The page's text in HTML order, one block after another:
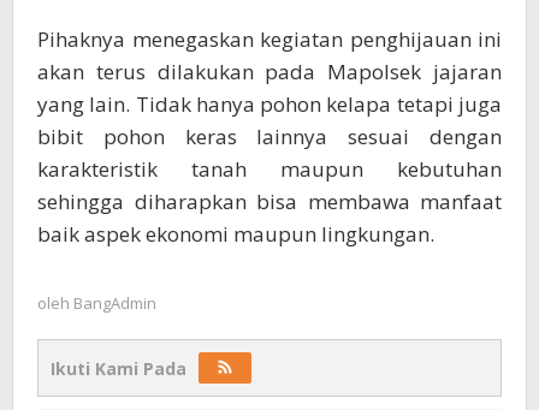
Pihaknya menegaskan kegiatan penghijauan ini
akan terus dilakukan pada Mapolsek jajaran
yang lain. Tidak hanya pohon kelapa tetapi juga
bibit pohon keras lainnya sesuai dengan
karakteristik tanah maupun kebutuhan
sehingga diharapkan bisa membawa manfaat
baik aspek ekonomi maupun lingkungan.
oleh BangAdmin
Ikuti Kami Pada